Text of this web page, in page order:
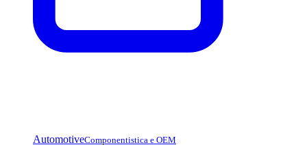
AutomotiveComponentistica e OEM